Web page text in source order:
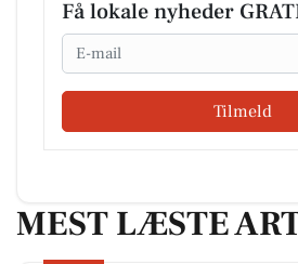
Få lokale nyheder
Email
Tilmeld
MEST LÆSTE